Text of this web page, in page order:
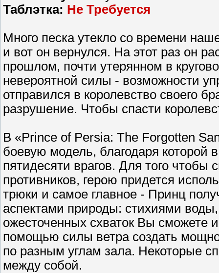
Таблэтка: Не Требуется
Много песка утекло со времени
и вот он вернулся. На этот раз он
прошлом, почти утерянном в
невероятной силы - возможности
отправился в королевство своего
разрушение. Чтобы спасти
В «Prince of Persia: The Forgotten
боевую модель, благодаря которой
пятидесяти врагов. Для того чтобы
противников, герою придется
трюки и самое главное - Принц
аспектами природы: стихиями
ожесточенных схваток Вы сможете
помощью силы ветра создать
по разным углам зала. Некоторые
между собой.